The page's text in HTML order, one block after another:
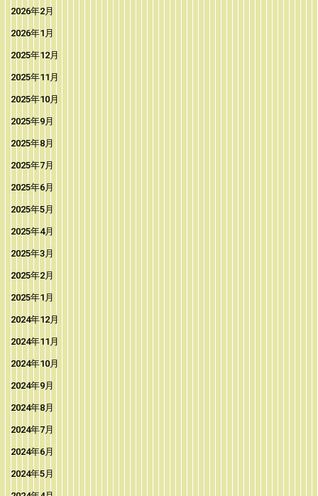
2026年2月
2026年1月
2025年12月
2025年11月
2025年10月
2025年9月
2025年8月
2025年7月
2025年6月
2025年5月
2025年4月
2025年3月
2025年2月
2025年1月
2024年12月
2024年11月
2024年10月
2024年9月
2024年8月
2024年7月
2024年6月
2024年5月